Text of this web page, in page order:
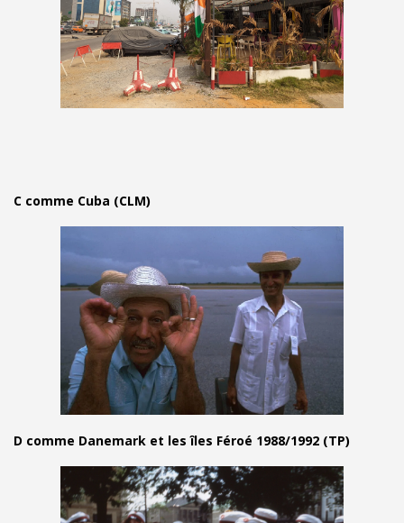
C comme Cuba (CLM)
D comme Danemark et les îles Féroé 1988/1992 (TP)